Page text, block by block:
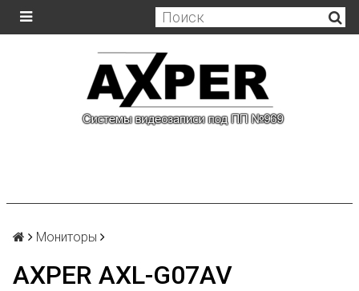
Мониторы
AXPER AXL-G07AV